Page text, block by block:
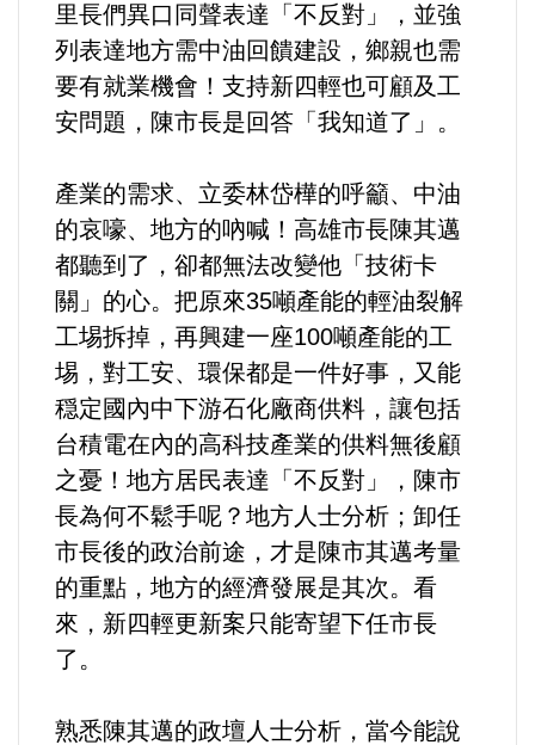
里長們異口同聲表達「不反對」，並強
列表達地方需中油回饋建設，鄉親也需
要有就業機會！支持新四輕也可顧及工
安問題，陳市長是回答「我知道了」。
產業的需求、立委林岱樺的呼籲、中油
的哀嚎、地方的吶喊！高雄市長陳其邁
都聽到了，卻都無法改變他「技術卡
關」的心。把原來35噸產能的輕油裂解
工埸拆掉，再興建一座100噸產能的工
埸，對工安、環保都是一件好事，又能
穏定國內中下游石化廠商供料，讓包括
台積電在內的高科技產業的供料無後顧
之憂！地方居民表達「不反對」，陳市
長為何不鬆手呢？地方人士分析；卸任
市長後的政治前途，才是陳市其邁考量
的重點，地方的經濟發展是其次。看
來，新四輕更新案只能寄望下任市長
了。
熟悉陳其邁的政壇人士分析，當今能說